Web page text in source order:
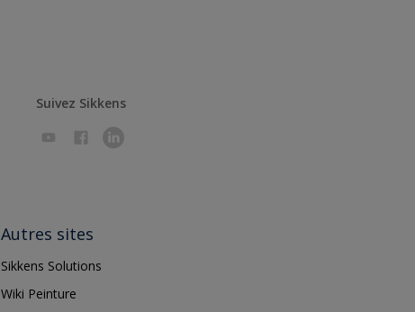
Suivez Sikkens
Autres sites
Sikkens Solutions
Wiki Peinture